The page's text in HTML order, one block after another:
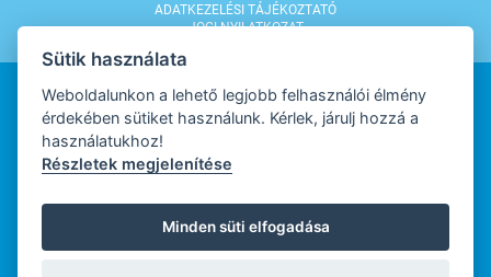
ADATKEZELÉSI TÁJÉKOZTATÓ
JOGI NYILATKOZAT
WEBDESIGN
WEBFEJLESZTŐ
Sütik használata
Weboldalunkon a lehető legjobb felhasználói élmény
érdekében sütiket használunk. Kérlek, járulj hozzá a
használatukhoz!
Részletek megjelenítése
Minden süti elfogadása